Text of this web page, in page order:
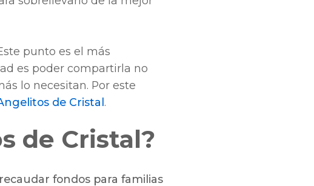
punto es el más
es poder compartirla no
lo necesitan. Por este
de Cristal.
de Cristal?
fondos para familias